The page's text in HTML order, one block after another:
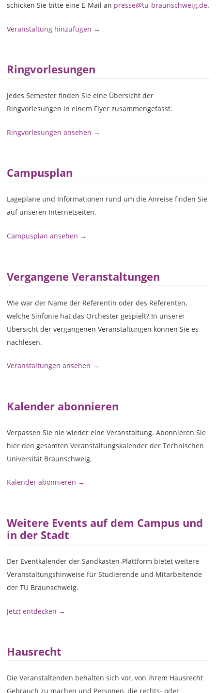
schicken Sie bitte eine E-Mail an presse@tu-braunschweig.de.
Veranstaltung hinzufügen →
Ringvorlesungen
Jedes Semester finden Sie eine Übersicht der
Ringvorlesungen in einem Flyer zusammengefasst.
Ringvorlesungen ansehen →
Campusplan
Lagepläne und Informationen rund um die Anreise finden Sie
auf unseren Internetseiten.
Campusplan ansehen →
Vergangene Veranstaltungen
Wie war der Name der Referentin oder des Referenten,
welche Sinfonie hat das Orchester gespielt? In unserer
Übersicht der vergangenen Veranstaltungen können Sie es
nachlesen.
Veranstaltungen ansehen →
Kalender abonnieren
Verpassen Sie nie wieder eine Veranstaltung. Abonnieren Sie
hier den gesamten Veranstaltungskalender der Technischen
Universität Braunschweig.
Kalender abonnieren →
Weitere Events auf dem Campus und
in der Stadt
Der Eventkalender der Sandkasten-Plattform bietet weitere
Veranstaltungshinweise für Studierende und Mitarbeitende
der TU Braunschweig.
Jetzt entdecken →
Hausrecht
Die Veranstaltenden behalten sich vor, von ihrem Hausrecht
Gebrauch zu machen und Personen, die rechts- oder